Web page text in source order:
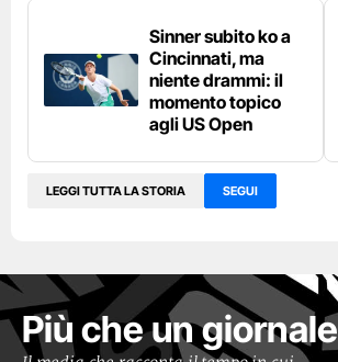
Sinner subito ko a
Cincinnati, ma
niente drammi: il
momento topico
agli US Open
LEGGI TUTTA LA STORIA SEGUI
Più che un giornale